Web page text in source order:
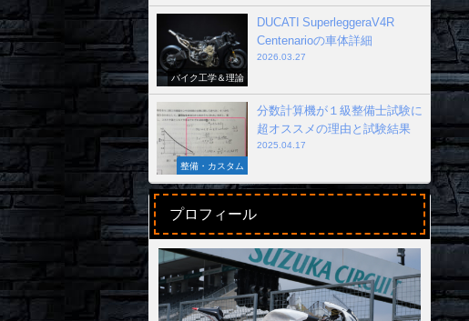
バイク工学＆理論
DUCATI SuperleggeraV4R
Centenarioの車体詳細
2026.03.27
整備・カスタム
分数計算機が１級整備士試験に
超オススメの理由と試験結果
2025.04.17
プロフィール